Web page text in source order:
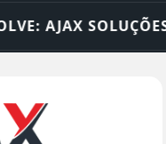
AJAX SOLUÇÕES